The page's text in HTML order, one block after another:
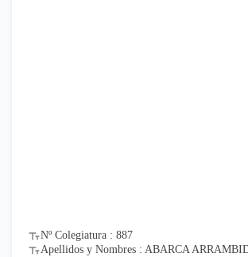
Nº Colegiatura : 887
Apellidos y Nombres : ABARCA